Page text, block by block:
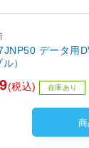
データ用
）
(税込) 在庫あり